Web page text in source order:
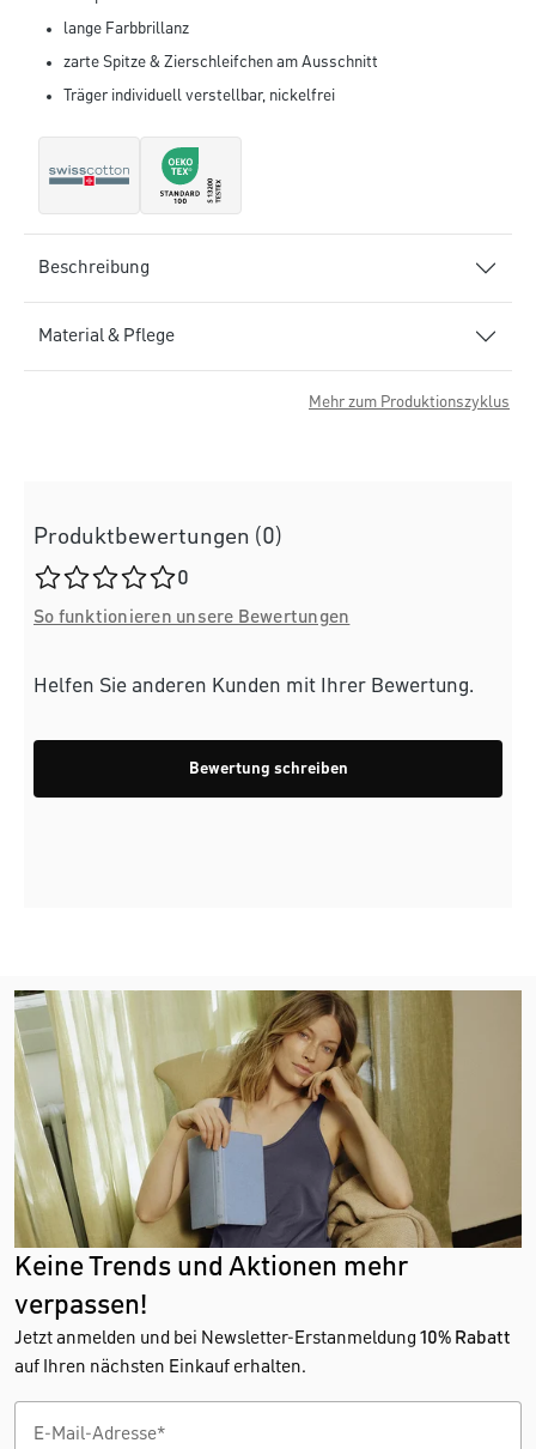
lange Farbbrillanz
zarte Spitze & Zierschleifchen am Ausschnitt
Träger individuell verstellbar, nickelfrei
Beschreibung
Material & Pflege
Mehr zum Produktionszyklus
Produktbewertungen (0)
Durchschnittliche Bewertung von 0 von 5 Sternen
0
So funktionieren unsere Bewertungen
Helfen Sie anderen Kunden mit Ihrer Bewertung.
Bewertung schreiben
Keine Trends und Aktionen mehr
verpassen!
Jetzt anmelden und bei Newsletter-Erstanmeldung 10% Rabatt
auf Ihren nächsten Einkauf erhalten.